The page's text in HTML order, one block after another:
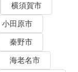
横須賀市
小田原市
秦野市
海老名市